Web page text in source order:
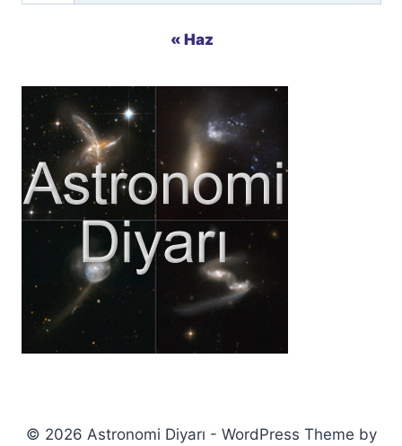
« Haz
© 2026 Astronomi Diyarı - WordPress Theme by